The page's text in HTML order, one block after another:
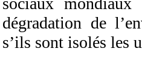
dégradation de
s’ils sont isolés les